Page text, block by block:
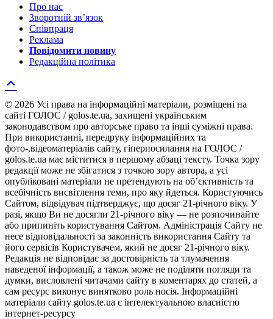
Про нас
Зворотній зв’язок
Співпраця
Реклама
Повідомити новину
Редакційна політика
© 2026 Усі права на інформаційні матеріали, розміщені на
сайті ГОЛОС / golos.te.ua, захищені українським
законодавством про авторське право та інші суміжні права.
При використанні, передруку інформаційних та
фото-,відеоматеріалів сайту, гіперпосилання на ГОЛОС /
golos.te.ua має міститися в першому абзаці тексту. Точка зору
редакції може не збігатися з точкою зору автора, а усі
опубліковані матеріали не претендують на об’єктивність та
всебічність висвітлення теми, про яку йдеться. Користуючись
Сайтом, відвідувач підтверджує, що досяг 21-річного віку. У
разі, якщо Ви не досягли 21-річного віку — не розпочинайте
або припиніть користування Сайтом. Адміністрація Сайту не
несе відповідальності за законність використання Сайту та
його сервісів Користувачем, який не досяг 21-річного віку.
Редакція не відповідає за достовірність та тлумачення
наведеної інформації, а також може не поділяти погляди та
думки, висловлені читачами сайту в коментарях до статей, а
сам ресурс виконує винятково роль носія. Інформаційні
матеріали сайту golos.te.ua є інтелектуальною власністю
інтернет-ресурсу